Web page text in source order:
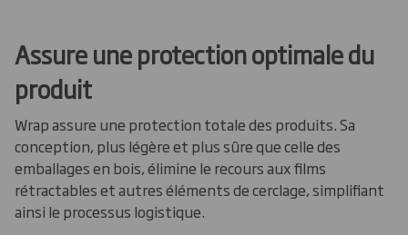
Assure une protection optimale du
produit
Wrap assure une protection totale des produits. Sa
conception, plus légère et plus sûre que celle des
emballages en bois, élimine le recours aux films
rétractables et autres éléments de cerclage, simplifiant
ainsi le processus logistique.